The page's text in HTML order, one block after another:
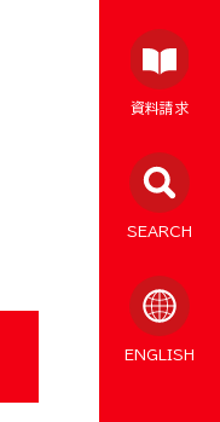
資料請求
SEARCH
ENGLISH